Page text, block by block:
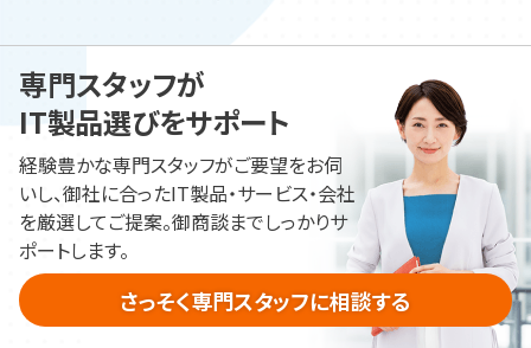
専門スタッフが
IT製品選びをサポート
経験豊かな専門スタッフがご要望をお伺
いし、御社に合ったIT製品・サービス・会社
を厳選してご提案。御商談までしっかりサ
ポートします。
さっそく専門スタッフに相談する